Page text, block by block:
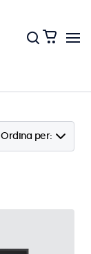
Ordina per: